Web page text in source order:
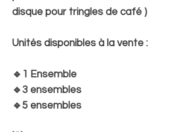
disque pour tringles de café )
Unités disponibles à la vente :
🔹1 Ensemble
🔹3 ensembles
🔹5 ensembles